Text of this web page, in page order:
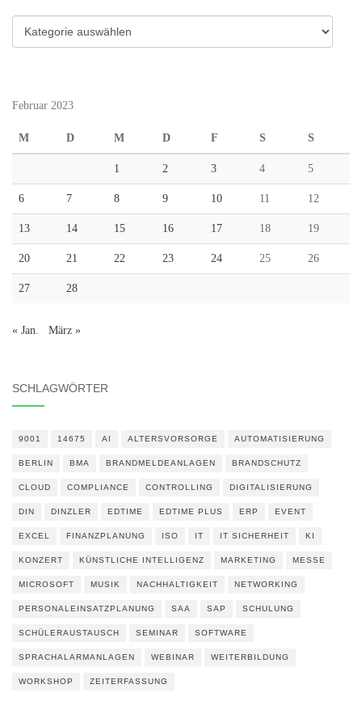
Kategorien
Februar 2023
M D M D F S S
1 2 3 4 5
6 7 8 9 10 11 12
13 14 15 16 17 18 19
20 21 22 23 24 25 26
27 28
« Jan. März »
SCHLAGWÖRTER
9001 14675 AI ALTERSVORSORGE AUTOMATISIERUNG
BERLIN BMA BRANDMELDEANLAGEN BRANDSCHUTZ
CLOUD COMPLIANCE CONTROLLING DIGITALISIERUNG
DIN DINZLER EDTIME EDTIME PLUS ERP EVENT
EXCEL FINANZPLANUNG ISO IT IT SICHERHEIT KI
KONZERT KÜNSTLICHE INTELLIGENZ MARKETING MESSE
MICROSOFT MUSIK NACHHALTIGKEIT NETWORKING
PERSONALEINSATZPLANUNG SAA SAP SCHULUNG
SCHÜLERAUSTAUSCH SEMINAR SOFTWARE
SPRACHALARMANLAGEN WEBINAR WEITERBILDUNG
WORKSHOP ZEITERFASSUNG